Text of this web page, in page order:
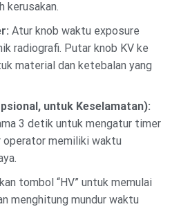
kerusakan.
Atur knob waktu exposure
radiografi. Putar knob KV ke
material dan ketebalan yang
untuk Keselamatan):
3 detik untuk mengatur timer
operator memiliki waktu
tombol “HV” untuk memulai
menghitung mundur waktu